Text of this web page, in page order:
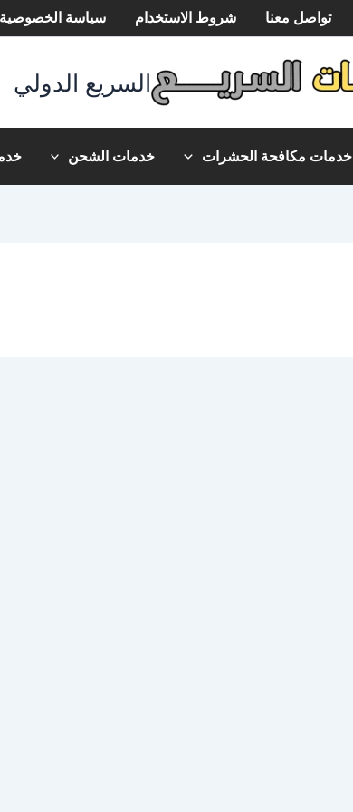
تواصل معنا شروط الاستخدام سياسة الخصوصية
السريع الدولي
خدمات مكافحة الحشرات خدمات الشحن